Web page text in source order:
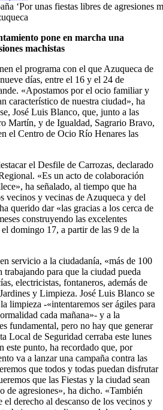
‘Por unas fiestas libres de
pone en marcha una
machistas
el programa con el que Azuqueca de
días, entre el 16 y el 24 de
«Apostamos por el ocio familiar y
característico de nuestra ciudad», ha
José Luis Blanco, que, junto a las
Martín, y de Igualdad, Sagrario Bravo,
el Centro de Ocio Río Henares las
el Desfile de Carrozas, declarado
«Es un acto de colaboración
ha señalado, al tiempo que ha
vecinos y vecinas de Azuqueca y del
querido dar «las gracias a los cerca de
construyendo las excelentes
domingo 17, a partir de las 9 de la
servicio a la ciudadanía, «más de 100
trabajando para que la ciudad pueda
electricistas, fontaneros, además de
y Limpieza. José Luis Blanco se
limpieza -«intentaremos ser ágiles para
cada mañana»- y a la
fundamental, pero no hay que generar
Local de Seguridad cerraba este lunes
este punto, ha recordado que, por
va a lanzar una campaña contra las
que todos y todas puedan disfrutar
que las Fiestas y la ciudad sean
de agresiones», ha dicho. «También
el derecho al descanso de los vecinos y